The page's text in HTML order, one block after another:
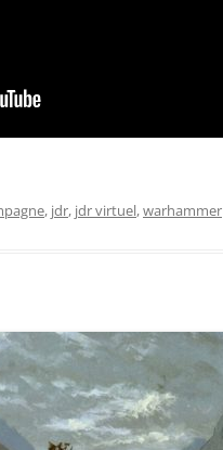
, jdr, jdr virtuel,warhammer